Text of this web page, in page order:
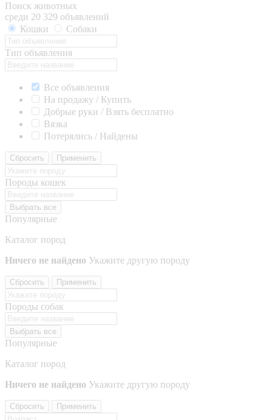
Поиск животных
среди 20 329 объявлений
Кошки
Собаки
Тип объявления
Все объявления
На продажу / Купить
Добрые руки / Взять бесплатно
Вязка
Потерялись / Найдены
Сбросить Применить
Породы кошек
Выбрать все
Популярные
Каталог пород
Ничего не найдено Укажите другую породу
Сбросить Применить
Породы собак
Выбрать все
Популярные
Каталог пород
Ничего не найдено Укажите другую породу
Сбросить Применить